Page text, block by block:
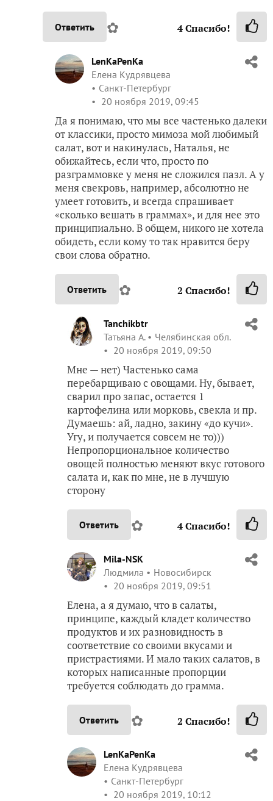
Ответить ✿ 4Спасибо!
LenKaPenKa
Елена Кудрявцева
Санкт-Петербург
20 ноября 2019, 09:45
Да я понимаю, что мы все частенько далеки
от классики, просто мимоза мой любимый
салат, вот и накинулась, Наталья, не
обижайтесь, если что, просто по
разграммовке у меня не сложился пазл. А у
меня свекровь, например, абсолютно не
умеет готовить, и всегда спрашивает
«сколько вешать в граммах», и для нее это
принципиально. В общем, никого не хотела
обидеть, если кому то так нравится беру
свои слова обратно.
Ответить ✿ 2 Спасибо!
Tanchikbtr
Татьяна А.
Челябинская обл.
20 ноября 2019, 09:50
Мне — нет) Частенько сама
перебарщиваю с овощами. Ну, бывает,
сварил про запас, остается 1
картофелина или морковь, свекла и пр.
Думаешь: ай, ладно, закину «до кучи».
Угу, и получается совсем не то)))
Непропорциональное количество
овощей полностью меняют вкус готового
салата и, как по мне, не в лучшую
сторону
Ответить ✿ 4Спасибо!
Mila-NSK
Людмила
Новосибирск
20 ноября 2019, 09:51
Елена, а я думаю, что в салаты,
принципе, каждый кладет количество
продуктов и их разновидность в
соответствие со своими вкусами и
пристрастиями. И мало таких салатов, в
которых написанные пропорции
требуется соблюдать до грамма.
Ответить ✿ 2 Спасибо!
LenKaPenKa
Елена Кудрявцева
Санкт-Петербург
20 ноября 2019, 10:12